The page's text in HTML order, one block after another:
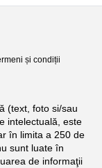
și condiții
(text, foto si/sau
intelectuală, este
în limita a 250 de
sunt luate în
de informaţii